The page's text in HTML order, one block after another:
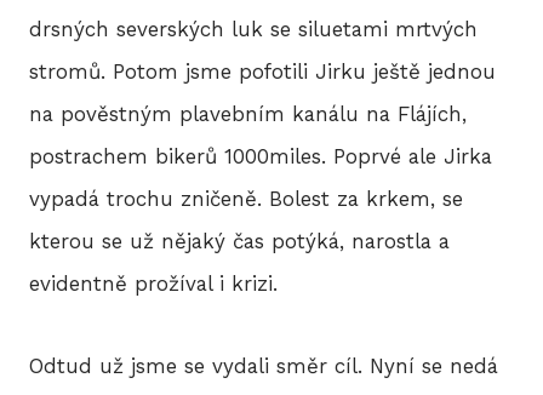
drsných severských luk se siluetami mrtvých
stromů. Potom jsme pofotili Jirku ještě jednou
na pověstným plavebním kanálu na Flájích,
postrachem bikerů 1000miles. Poprvé ale Jirka
vypadá trochu zničeně. Bolest za krkem, se
kterou se už nějaký čas potýká, narostla a
evidentně prožíval i krizi.
Odtud už jsme se vydali směr cíl. Nyní se nedá